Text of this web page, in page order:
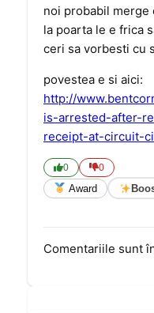
noi probabil merge
la poarta le e frica
ceri sa vorbesti cu
povestea e si aici:
http://
is-arrested-after-
receipt-at-circuit-
0 0
Award
Comentariile sunt